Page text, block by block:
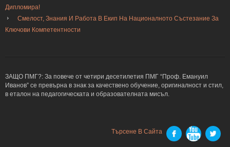
Дипломира!
Смелост, Знания И Работа В Екип На Националното Състезание За
Ключови Компетентности
ЗАЩО ПМГ?: За повече от четири десетилетия ПМГ “Проф. Емануил
Иванов” се превърна в знак за качествено обучение, оригиналност и стил,
в еталон на педагогическата и образователната мисъл.
Търсене В Сайта